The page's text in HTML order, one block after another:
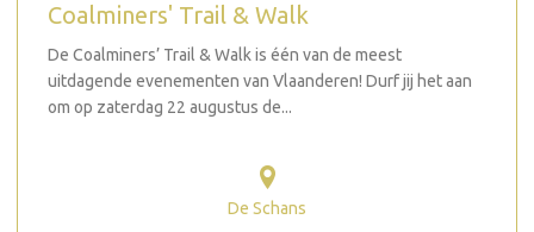
Coalminers' Trail & Walk
De Coalminers’ Trail & Walk is één van de meest
uitdagende evenementen van Vlaanderen! Durf jij het aan
om op zaterdag 22 augustus de...
De Schans